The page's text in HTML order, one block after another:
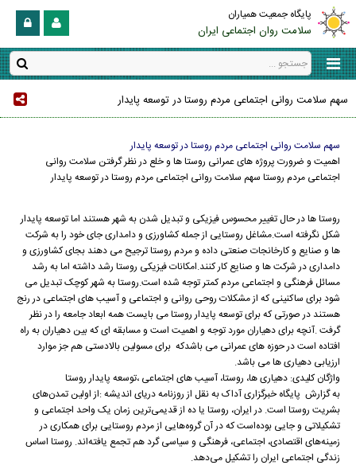
پایگاه جمعیت همیاران
سلامت روان اجتماعی ایران
سهم سلامت روانی اجتماعی مردم روستا در توسعه پایدار
سهم سلامت روانی اجتماعی مردم روستا در توسعه پایدار
اهمیت و ضرورت پروژه های عمرانی روستا ها و خلع در نظر گرفتن سلامت روانی
اجتماعی مردم روستا سهم سلامت روانی اجتماعی مردم روستا در توسعه پایدار
روستا ها در حال تغییر محسوس فیزیکی و تبدیل شدن به شهر هستند اما توسعه پایدار
شکل نگرفته است.مشاغل روستایی از جمله کشاورزی و دامداری جای خود را به شرکت
ها و صنایع و کارخانجات صنعتی داده و مردم روستا ترجیح می دهند بجای کشاورزی و
دامداری در شرکت ها و صنایع کار کنند.امکانات فیزیکی روستا رشد داشته اما به رشد
مسائل فرهنگی و اجتماعی مردم کمتر توجه شده است.روستا به شهر کوچک تبدیل می
شود برای ساکنینی که از مشکلات روحی روانی و اجتماعی و آسیب های اجتماعی در رنج
هستند در صورتی که برای توسعه پایدار روستا می بایست همه ابعاد جامعه را در نظر
گرفت .آنچه برای دهیاران مورد توجه و اهمیت است و مسابقه ای که بین دهیاران به راه
افتاده است در حوزه های عمرانی می باشدکه برای مسولین بالادستی هم جز موارد
ارزیابی دهیاری ها می باشد.
واژگان کلیدی: دهیاری ها، روستا، آسیب های اجتماعی ،توسعه پایدار روستا
به گزارش پایگاه خبرگزاری آداک به نقل از روزنامه دریای اندیشه :از اولین تمدن‌های
بشریت روستا است. در ایران، روستا یا ده از قدیمی‌ترین زمان یک واحد اجتماعی و
تشکیلاتی و جایی بوده‌است که در آن گروه‌هایی از مردم روستایی برای همکاری در
زمینه‌های اقتصادی، اجتماعی، فرهنگی و سیاسی گرد هم تجمع یافته‌اند. روستا اساس
زندگی اجتماعی ایران را تشکیل می‌دهد.